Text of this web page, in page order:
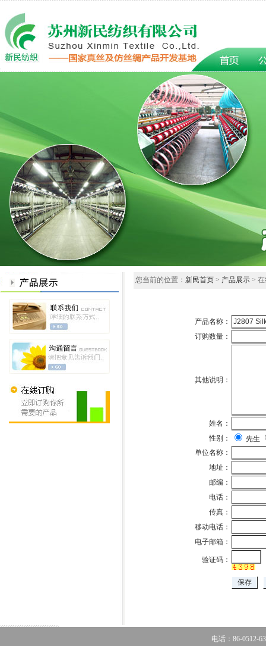
您当前的位置： 新民首页 > 产品展示 >
产品名称：
订购数量：
其他说明：
姓名：
性别：
先生
单位名称：
地址：
邮编：
电话：
传真：
移动电话：
电子邮箱：
验证码：
电话：86-0512-